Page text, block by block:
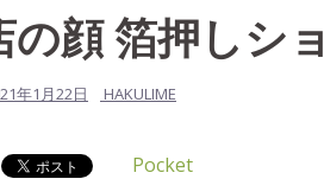
の顔 箔押しシ
年1月22日 HAKULIME
Pocket